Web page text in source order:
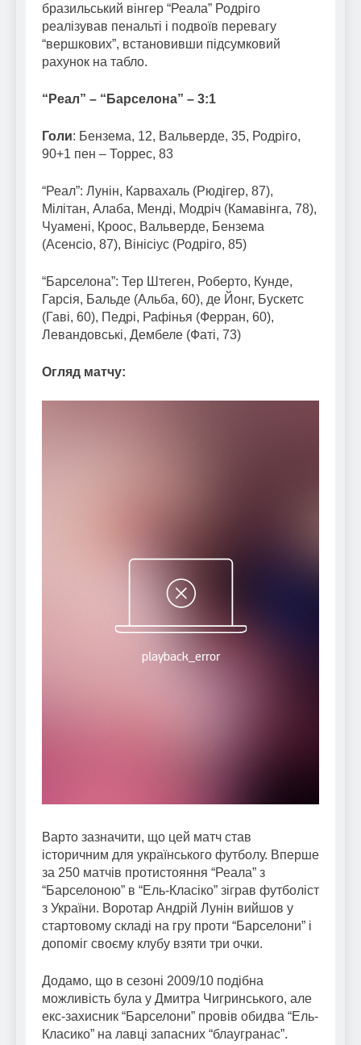
бразильський вінгер “Реала” Родріго
реалізував пенальті і подвоїв перевагу
“вершкових”, встановивши підсумковий
рахунок на табло.
“Реал” – “Барселона” – 3:1
Голи: Бензема, 12, Вальверде, 35, Родріго,
90+1 пен – Торрес, 83
“Реал”: Лунін, Карвахаль (Рюдігер, 87),
Мілітан, Алаба, Менді, Модріч (Камавінга, 78),
Чуамені, Кроос, Вальверде, Бензема
(Асенсіо, 87), Вінісіус (Родріго, 85)
“Барселона”: Тер Штеген, Роберто, Кунде,
Гарсія, Бальде (Альба, 60), де Йонг, Бускетс
(Гаві, 60), Педрі, Рафінья (Ферран, 60),
Левандовські, Дембеле (Фаті, 73)
Огляд матчу:
Варто зазначити, що цей матч став
історичним для українського футболу. Вперше
за 250 матчів протистояння “Реала” з
“Барселоною” в “Ель-Класіко” зіграв футболіст
з України. Воротар Андрій Лунін вийшов у
стартовому складі на гру проти “Барселони” і
допоміг своєму клубу взяти три очки.
Додамо, що в сезоні 2009/10 подібна
можливість була у Дмитра Чигринського, але
екс-захисник “Барселони” провів обидва “Ель-
Класико” на лавці запасних “блаугранас”.